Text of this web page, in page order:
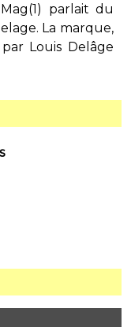
parlait du
La marque,
Louis Delâge